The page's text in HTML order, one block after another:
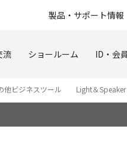
製品・サポート情報
流 ショールーム ID・会員
他ビジネスツール Light＆Speaker